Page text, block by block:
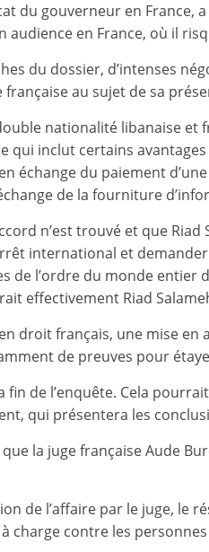
du gouverneur en France,
audience en France, où il
du dossier, d’intenses
au sujet de sa
nationalité libanaise et
qui inclut certains
échange du paiement
de la fourniture
n’est trouvé et que
international et
de l’ordre du monde entier
effectivement Riad
droit français, une mise
de preuves pour
fin de l’enquête. Cela
qui présentera les
la juge française Aude
de l’affaire par le juge,
à charge contre les